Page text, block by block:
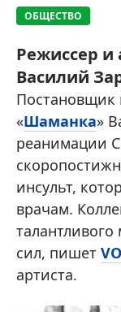
ОБЩЕСТВО
Режиссер и
Василий
Постановщик
«Шаманка»
реанимации
инсульт,
врачам.
сил, пишет
артиста.